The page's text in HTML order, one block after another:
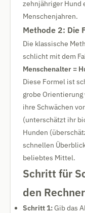
zehnjähriger Hund
Menschenjahren.
Methode 2: Die
Die klassische
schlicht mit dem
Menschenalter =
Diese Formel ist
grobe
ihre Schwächen
(unterschätzt ihr
Hunden
schnellen
beliebtes Mittel.
Schritt für
den Rechner
Schritt 1:Gib das